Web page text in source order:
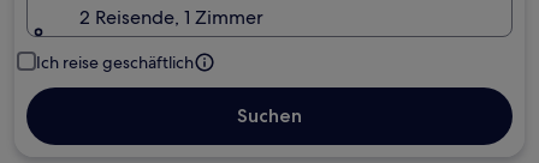
2 Reisende, 1 Zimmer
Ich reise geschäftlich
Suchen